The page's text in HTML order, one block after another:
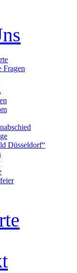
Fragen
Düsseldorf“